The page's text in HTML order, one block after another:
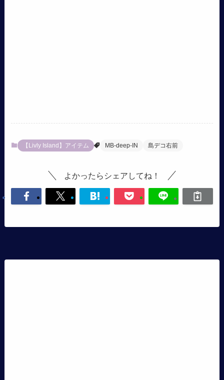
【Livly Island】アイテム MB-deep-IN 島デコ右前
よかったらシェアしてね！